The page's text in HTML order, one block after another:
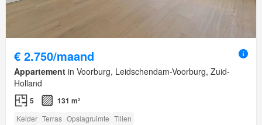
€ 2.750/maand
Appartement in Voorburg, Leidschendam-Voorburg, Zuid-
Holland
5 131 m²
Kelder Terras Opslagruimte Tillen